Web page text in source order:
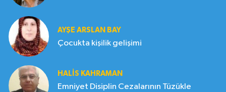
AYŞE ARSLAN BAY
Çocukta kişilik gelişimi
HALIS KAHRAMAN
Emniyet Disiplin Cezalarının Tüzükle